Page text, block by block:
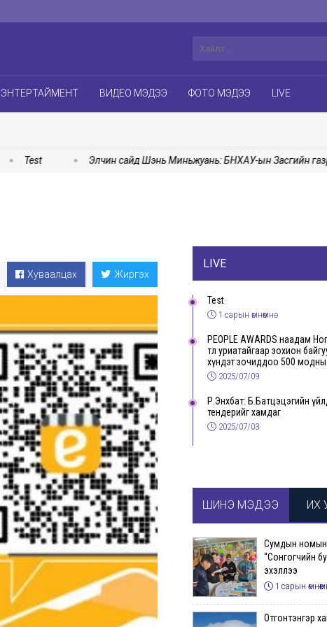
ЭНТЕРТАЙМЕНТ ВИДЕО МЭДЭЭ ФОТО МЭДЭЭ LIVE
Test Элчин сайд Шэнь Миньжуань: БНХАУ-ын Засгийн
Хуваалцах Жиргэх
LIVE
Test
1 сарын өмнөөмнө
PEOPLE AWARDS наадам
төлөө уриатайгаар зохион
хүндэт зочиддоо 500 модны
бэлэглэлээ
2025/07/09
Р.Энхбат: Б.Батцэцэгийн үйлдвэр хамаг
тендерийг хамдаг
2025/07/03
ШИНЭ МЭДЭЭ ИХ
Сумдын
“Сонгогчийн
эхэллээ
1 сарын
Отгонтэнгэр